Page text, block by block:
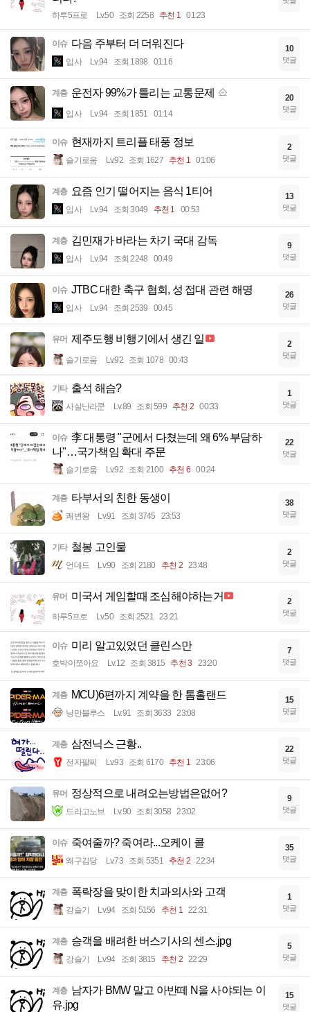
하루5프로 Lv.50 조회 2258 추천 1 01:23
이슈 다음 주부터 더 더워진다
입사 Lv.94 조회 1898 01:16
10
댓글
계층 운전자 99%가 틀리는 교통문제
입사 Lv.94 조회 1851 01:14
20
댓글
이슈 현재까지 트리플 태풍 정보
슬기로움 Lv.92 조회 1627 추천 1 01:06
2
댓글
계층 요즘 인기 떨어지는 음식 1티어
입사 Lv.94 조회 3049 추천 1 00:53
13
댓글
계층 김민재가 바라는 차기 국대 감독
입사 Lv.94 조회 2248 00:49
9
댓글
이슈 JTBC 대한 축구 협회, 성 접대 관련 해명
입사 Lv.94 조회 2539 00:45
26
댓글
유머 제주도행 비행기에서 생긴 일
슬기로움 Lv.92 조회 1078 00:43
2
댓글
기타 출석 해슴?
사실난라쿤 Lv.89 조회 599 추천 2 00:33
1
댓글
이슈 李 대통령 "군에서 다쳤는데 왜 6% 부담하
나"…국가책임 확대 주문
슬기로움 Lv.92 조회 2100 추천 6 00:24
22
댓글
계층 타부서의 친한 동생이
쾌변왕 Lv.91 조회 3745 23:53
38
댓글
기타 철봉 고인물
언데드 Lv.90 조회 2180 추천 2 23:48
2
댓글
유머 미국서 게임할때 조심해야하는거
하루5프로 Lv.50 조회 2521 23:21
2
댓글
이슈 미리 알고있었던 클린스만
호박이쪼아요 Lv.12 조회 3815 추천 3 23:20
7
댓글
계층 MCU)6편까지 계약을 한 톰홀랜드
낭만블루스 Lv.91 조회 3633 23:08
15
댓글
계층 삼전닉스 근황..
전자팔찌 Lv.93 조회 6170 추천 1 23:06
22
댓글
유머 정상적으로 내려오는방법은없어?
드라고노브 Lv.90 조회 3058 23:02
9
댓글
이슈 죽여줄까? 죽여라...오케이 콜
왜구김당 Lv.73 조회 5351 추천 2 22:34
35
댓글
계층 폭락장을 맞이한 치과의사와 고객
강슬기 Lv.94 조회 5156 추천 1 22:31
1
댓글
계층 승객을 배려한 버스기사의 센스.jpg
강슬기 Lv.94 조회 3815 추천 2 22:29
5
댓글
계층 남자가 BMW 말고 아반떼 N을 사야되는 이
유.jpg
15
댓글